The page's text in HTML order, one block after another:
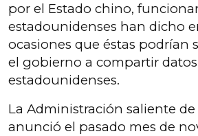
por el Estado chino,
estadounidenses han dicho
ocasiones que éstas podrían
el gobierno a compartir
estadounidenses.
La Administración saliente
anunció el pasado mes de